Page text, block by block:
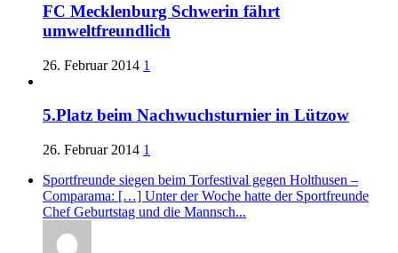
FC Mecklenburg Schwerin fährt
umweltfreundlich
26. Februar 2014 1
5.Platz beim Nachwuchsturnier in Lützow
26. Februar 2014 1
Sportfreunde siegen beim Torfestival gegen Holthusen –
Comparama: […] Unter der Woche hatte der Sportfreunde
Chef Geburtstag und die Mannsch...